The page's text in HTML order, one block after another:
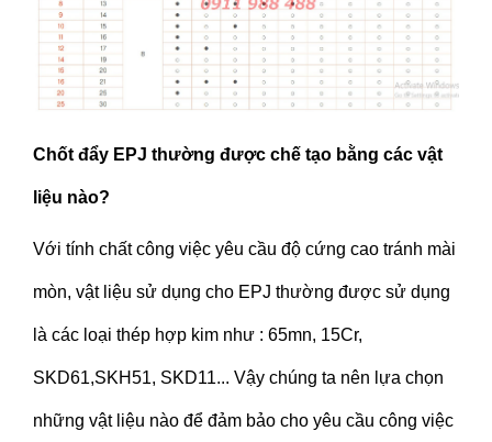
Chốt đẩy EPJ thường được chế tạo bằng các vật
liệu nào?
Với tính chất công việc yêu cầu độ cứng cao tránh mài
mòn, vật liệu sử dụng cho EPJ thường được sử dụng
là các loại thép hợp kim như : 65mn, 15Cr,
SKD61,SKH51, SKD11... Vậy chúng ta nên lựa chọn
những vật liệu nào để đảm bảo cho yêu cầu công việc